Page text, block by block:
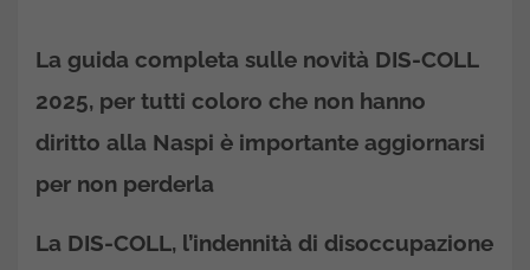
La guida completa sulle novità DIS-COLL
2025, per tutti coloro che non hanno
diritto alla Naspi è importante aggiornarsi
per non perderla
La DIS-COLL, l’indennità di disoccupazione